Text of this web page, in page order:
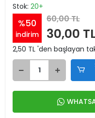
Stok: 20+
%50
indirim
60,00 TL
30,00
2,50 TL 'den başlayan